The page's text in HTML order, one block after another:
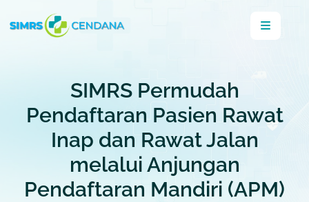
SIMRS Permudah
Pendaftaran Pasien Rawat
Inap dan Rawat Jalan
melalui Anjungan
Pendaftaran Mandiri (APM)